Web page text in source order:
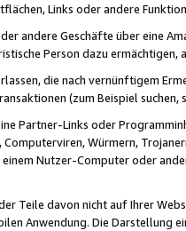
Links oder andere
andere Geschäfte über eine
Person dazu
die nach vernünftigem
(zum Beispiel
Partner-Links oder
Würmern,
Nutzer-Computer oder
Teile davon nicht auf Ihrer
Anwendung. Die Darstellung